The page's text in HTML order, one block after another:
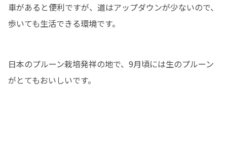
車があると便利ですが、道はアップダウンが少ないので、
歩いても生活できる環境です。
日本のプルーン栽培発祥の地で、9月頃には生のプルーン
がとてもおいしいです。